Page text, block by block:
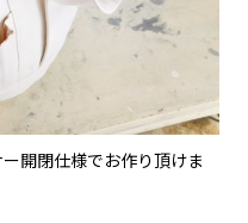
開閉仕様でお作り頂けま